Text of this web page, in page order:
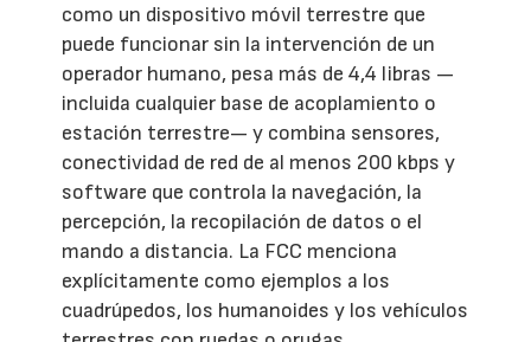
como un dispositivo móvil terrestre que
puede funcionar sin la intervención de un
operador humano, pesa más de 4,4 libras —
incluida cualquier base de acoplamiento o
estación terrestre— y combina sensores,
conectividad de red de al menos 200 kbps y
software que controla la navegación, la
percepción, la recopilación de datos o el
mando a distancia. La FCC menciona
explícitamente como ejemplos a los
cuadrúpedos, los humanoides y los vehículos